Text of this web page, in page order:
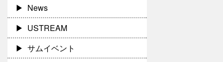
News
USTREAM
サムイベント